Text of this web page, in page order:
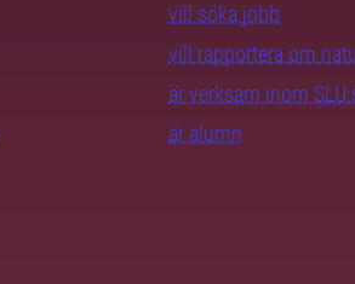
vill söka jobb
vill rapportera om
är verksam inom
är alumn